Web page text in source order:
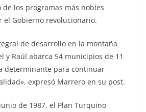
de los programas más nobles
el Gobierno revolucionario.
de desarrollo en la montaña
y Raúl abarca 54 municipios de 11
determinante para continuar
expresó Marrero en su post.
de 1987, el Plan Turquino